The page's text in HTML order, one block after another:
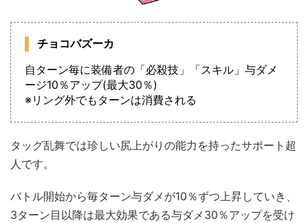
チョコバズーカ
自ターン毎に装備者の「必殺技」「スキル」与ダメ
ージ10％アップ(最大30％)
※リング外でもターンは消費される
タッグ乱舞では珍しい尻上がりの能力を持ったサポート超
人です。
バトル開始から毎ターン与ダメが10％ずつ上昇していき、
3ターン目以降は最大効果である与ダメ30％アップを受け